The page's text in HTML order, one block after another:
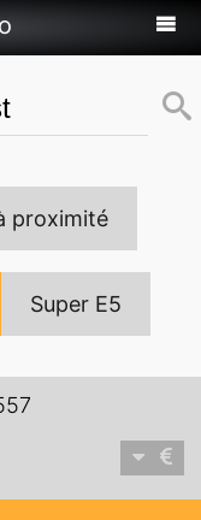
proximité
Super E5